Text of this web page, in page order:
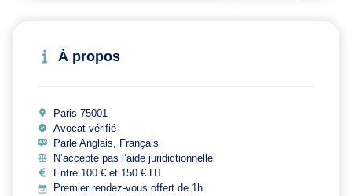
À propos
Paris 75001
Avocat vérifié
Parle Anglais, Français
N’accepte pas l’aide juridictionnelle
Entre 100 € et 150 € HT
Premier rendez-vous offert de 1h